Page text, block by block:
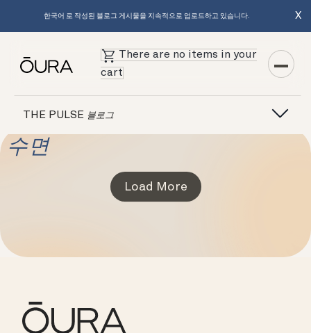
한국어 로 작성된 블로그 게시물을 지속적으로 업로드하고 있습니다. X
There are no items in your
cart
THE PULSE 블로그
수면
Load More